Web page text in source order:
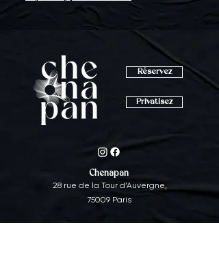
Réservez
Privatisez
Chenapan
28 rue de la Tour d’Auvergne,
75009 Paris